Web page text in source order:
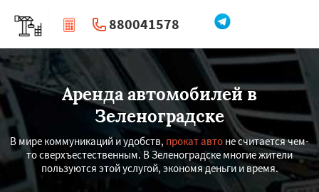
880041578
| Перезвоните мне
Аренда автомобилей в
Зеленоградске
В мире коммуникаций и удобств, прокат авто не считается чем-
то сверхъестественным. В Зеленоградске многие жители
пользуются этой услугой, экономя деньги и время.